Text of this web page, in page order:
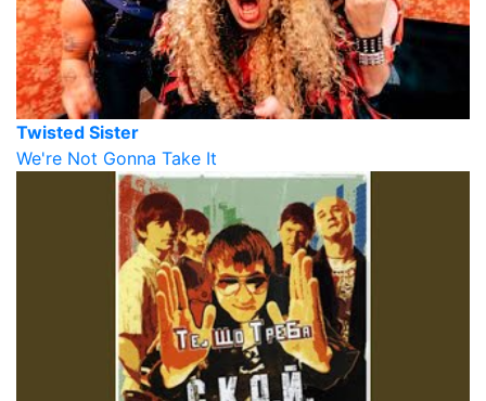
Twisted Sister
We're Not Gonna Take It